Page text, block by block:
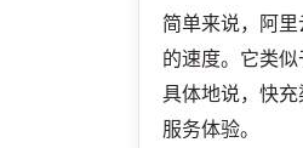
简单来说，阿
的速度。它类
具体地说，快
服务体验。